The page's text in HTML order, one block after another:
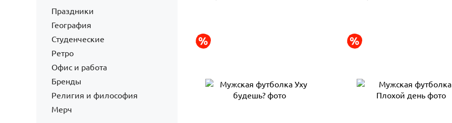
Праздники
География
Студенческие
Ретро
Офис и работа
Бренды
Религия и философия
Мерч